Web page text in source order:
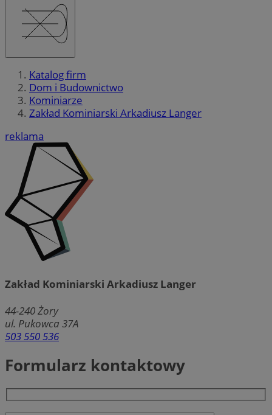
Katalog firm
Dom i Budownictwo
Kominiarze
Zakład Kominiarski Arkadiusz Langer
reklama
Zakład Kominiarski Arkadiusz Langer
44-240Żory
ul. Pukowca 37A
503 550 536
Formularz kontaktowy